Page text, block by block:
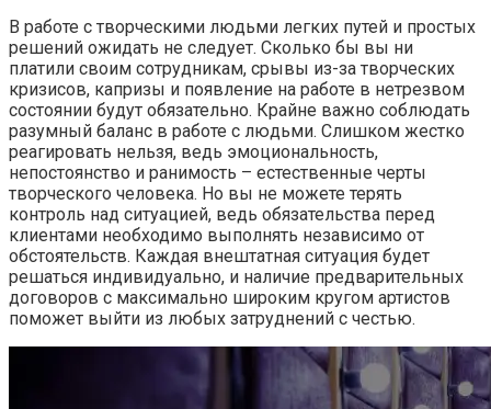
В работе с творческими людьми легких путей и простых
решений ожидать не следует. Сколько бы вы ни
платили своим сотрудникам, срывы из-за творческих
кризисов, капризы и появление на работе в нетрезвом
состоянии будут обязательно. Крайне важно соблюдать
разумный баланс в работе с людьми. Слишком жестко
реагировать нельзя, ведь эмоциональность,
непостоянство и ранимость – естественные черты
творческого человека. Но вы не можете терять
контроль над ситуацией, ведь обязательства перед
клиентами необходимо выполнять независимо от
обстоятельств. Каждая внештатная ситуация будет
решаться индивидуально, и наличие предварительных
договоров с максимально широким кругом артистов
поможет выйти из любых затруднений с честью.